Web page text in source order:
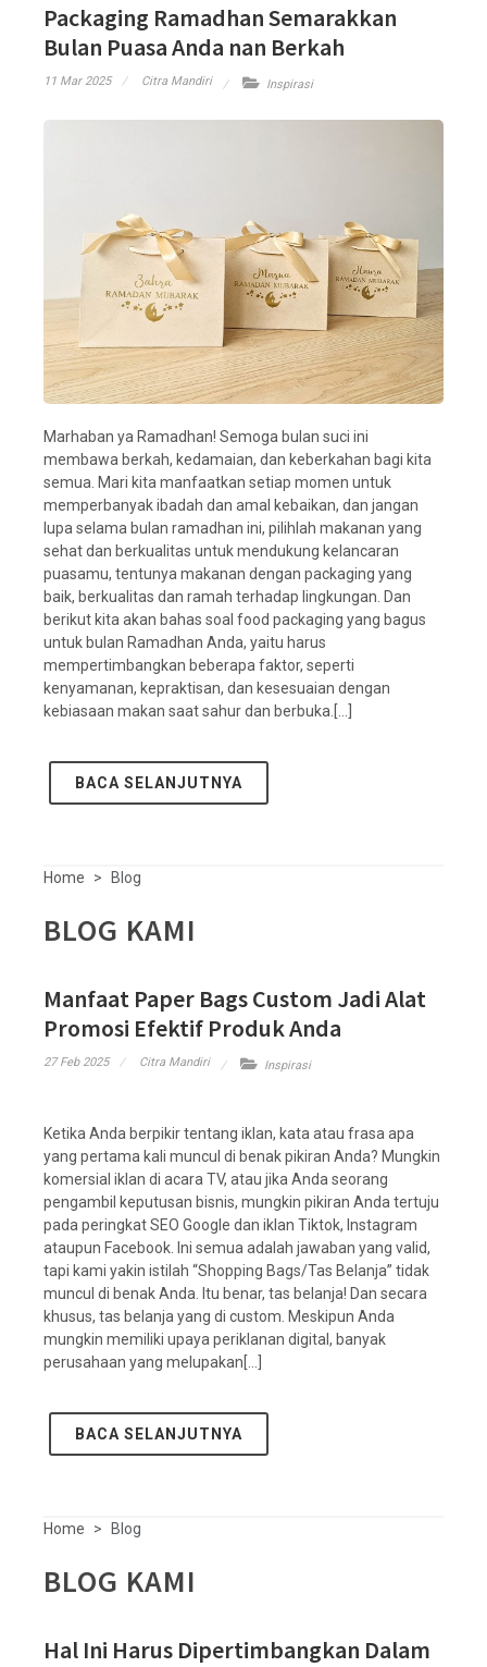
Packaging Ramadhan Semarakkan
Bulan Puasa Anda nan Berkah
11 Mar 2025 Citra Mandiri Inspirasi
Marhaban ya Ramadhan! Semoga bulan suci ini
membawa berkah, kedamaian, dan keberkahan bagi kita
semua. Mari kita manfaatkan setiap momen untuk
memperbanyak ibadah dan amal kebaikan, dan jangan
lupa selama bulan ramadhan ini, pilihlah makanan yang
sehat dan berkualitas untuk mendukung kelancaran
puasamu, tentunya makanan dengan packaging yang
baik, berkualitas dan ramah terhadap lingkungan. Dan
berikut kita akan bahas soal food packaging yang bagus
untuk bulan Ramadhan Anda, yaitu harus
mempertimbangkan beberapa faktor, seperti
kenyamanan, kepraktisan, dan kesesuaian dengan
kebiasaan makan saat sahur dan berbuka.[...]
BACA SELANJUTNYA
Home Blog
BLOG KAMI
Manfaat Paper Bags Custom Jadi Alat
Promosi Efektif Produk Anda
27 Feb 2025 Citra Mandiri Inspirasi
Ketika Anda berpikir tentang iklan, kata atau frasa apa
yang pertama kali muncul di benak pikiran Anda? Mungkin
komersial iklan di acara TV, atau jika Anda seorang
pengambil keputusan bisnis, mungkin pikiran Anda tertuju
pada peringkat SEO Google dan iklan Tiktok, Instagram
ataupun Facebook. Ini semua adalah jawaban yang valid,
tapi kami yakin istilah “Shopping Bags/Tas Belanja” tidak
muncul di benak Anda. Itu benar, tas belanja! Dan secara
khusus, tas belanja yang di custom. Meskipun Anda
mungkin memiliki upaya periklanan digital, banyak
perusahaan yang melupakan[...]
BACA SELANJUTNYA
Home Blog
BLOG KAMI
Hal Ini Harus Dipertimbangkan Dalam